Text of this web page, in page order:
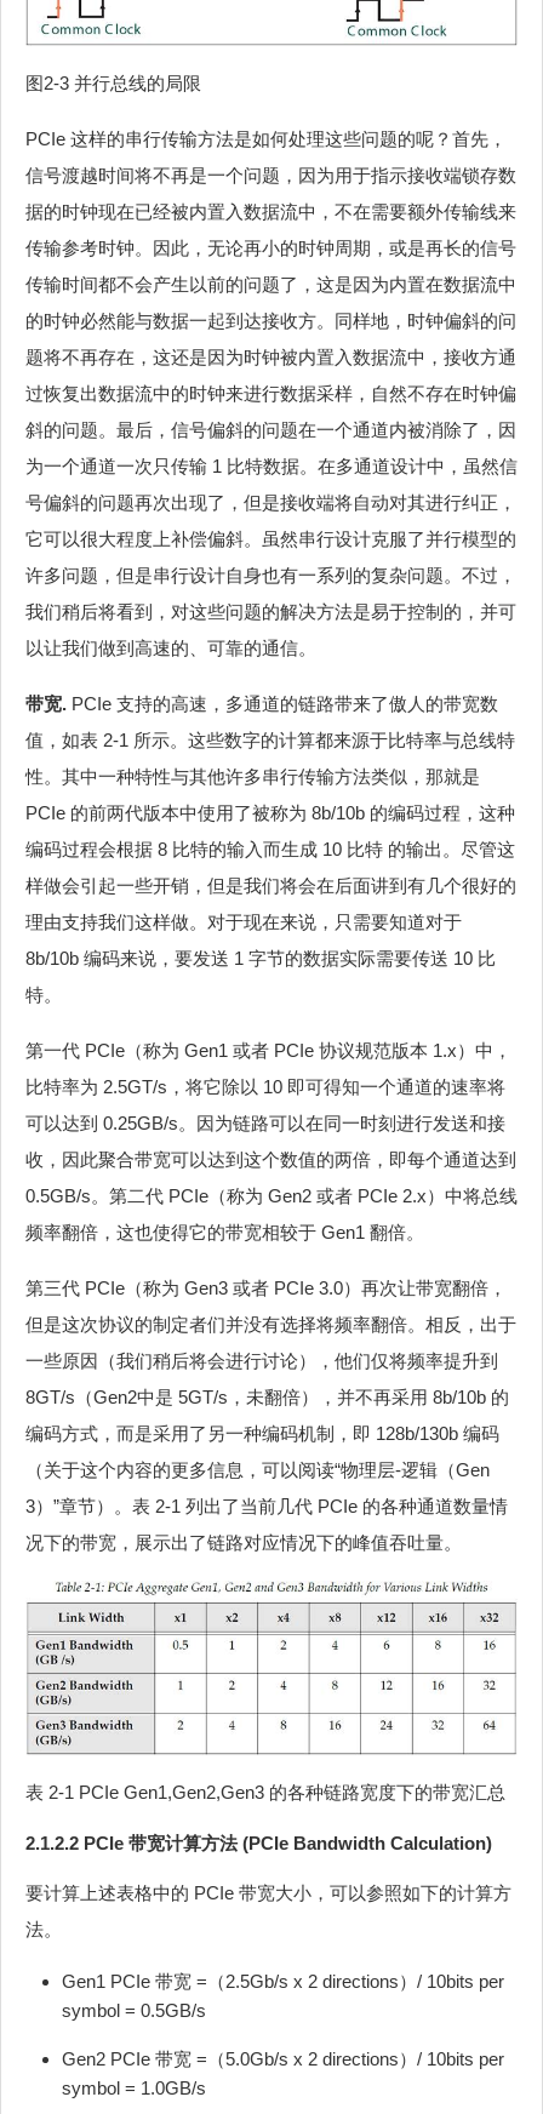
图2‑3 并行总线的局限
PCIe 这样的串行传输方法是如何处理这些问题的呢？首先，
信号渡越时间将不再是一个问题，因为用于指示接收端锁存数
据的时钟现在已经被内置入数据流中，不在需要额外传输线来
传输参考时钟。因此，无论再小的时钟周期，或是再长的信号
传输时间都不会产生以前的问题了，这是因为内置在数据流中
的时钟必然能与数据一起到达接收方。同样地，时钟偏斜的问
题将不再存在，这还是因为时钟被内置入数据流中，接收方通
过恢复出数据流中的时钟来进行数据采样，自然不存在时钟偏
斜的问题。最后，信号偏斜的问题在一个通道内被消除了，因
为一个通道一次只传输 1 比特数据。在多通道设计中，虽然信
号偏斜的问题再次出现了，但是接收端将自动对其进行纠正，
它可以很大程度上补偿偏斜。虽然串行设计克服了并行模型的
许多问题，但是串行设计自身也有一系列的复杂问题。不过，
我们稍后将看到，对这些问题的解决方法是易于控制的，并可
以让我们做到高速的、可靠的通信。
带宽. PCIe 支持的高速，多通道的链路带来了傲人的带宽数
值，如表 2‑1 所示。这些数字的计算都来源于比特率与总线特
性。其中一种特性与其他许多串行传输方法类似，那就是
PCIe 的前两代版本中使用了被称为 8b/10b 的编码过程，这种
编码过程会根据 8 比特的输入而生成 10 比特 的输出。尽管这
样做会引起一些开销，但是我们将会在后面讲到有几个很好的
理由支持我们这样做。对于现在来说，只需要知道对于
8b/10b 编码来说，要发送 1 字节的数据实际需要传送 10 比
特。
第一代 PCIe（称为 Gen1 或者 PCIe 协议规范版本 1.x）中，
比特率为 2.5GT/s，将它除以 10 即可得知一个通道的速率将
可以达到 0.25GB/s。因为链路可以在同一时刻进行发送和接
收，因此聚合带宽可以达到这个数值的两倍，即每个通道达到
0.5GB/s。第二代 PCIe（称为 Gen2 或者 PCIe 2.x）中将总线
频率翻倍，这也使得它的带宽相较于 Gen1 翻倍。
第三代 PCIe（称为 Gen3 或者 PCIe 3.0）再次让带宽翻倍，
但是这次协议的制定者们并没有选择将频率翻倍。相反，出于
一些原因（我们稍后将会进行讨论），他们仅将频率提升到
8GT/s（Gen2中是 5GT/s，未翻倍），并不再采用 8b/10b 的
编码方式，而是采用了另一种编码机制，即 128b/130b 编码
（关于这个内容的更多信息，可以阅读“物理层-逻辑（Gen
3）”章节）。表 2‑1 列出了当前几代 PCIe 的各种通道数量情
况下的带宽，展示出了链路对应情况下的峰值吞吐量。
表 2‑1 PCIe Gen1,Gen2,Gen3 的各种链路宽度下的带宽汇总
2.1.2.2 PCIe 带宽计算方法 (PCIe Bandwidth Calculation)
要计算上述表格中的 PCIe 带宽大小，可以参照如下的计算方
法。
Gen1 PCIe 带宽 =（2.5Gb/s x 2 directions）/ 10bits per
symbol = 0.5GB/s
Gen2 PCIe 带宽 =（5.0Gb/s x 2 directions）/ 10bits per
symbol = 1.0GB/s